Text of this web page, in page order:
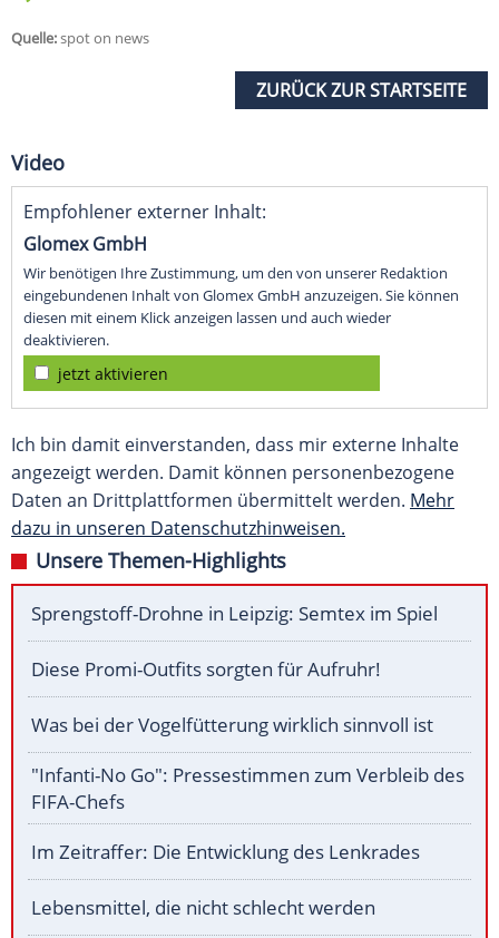
Quelle:spot on news
ZURÜCK ZUR STARTSEITE
Video
Empfohlener externer Inhalt:
Glomex GmbH
Wir benötigen Ihre Zustimmung, um den von unserer Redaktion
eingebundenen Inhalt von Glomex GmbH anzuzeigen. Sie können
diesen mit einem Klick anzeigen lassen und auch wieder
deaktivieren.
jetzt aktivieren
Ich bin damit einverstanden, dass mir externe Inhalte
angezeigt werden. Damit können personenbezogene
Daten an Drittplattformen übermittelt werden. Mehr
dazu in unseren Datenschutzhinweisen.
Unsere Themen-Highlights
Sprengstoff-Drohne in Leipzig: Semtex im Spiel
Diese Promi-Outfits sorgten für Aufruhr!
Was bei der Vogelfütterung wirklich sinnvoll ist
"Infanti-No Go": Pressestimmen zum Verbleib des
FIFA-Chefs
Im Zeitraffer: Die Entwicklung des Lenkrades
Lebensmittel, die nicht schlecht werden